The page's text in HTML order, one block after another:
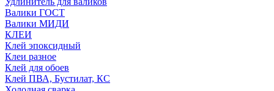
Валики ГОСТ
Валики МИДИ
КЛЕИ
Клей эпоксидный
Клеи разное
Клей для обоев
Клей ПВА, Бустилат, КС